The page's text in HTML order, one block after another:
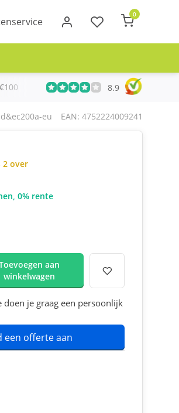
0
Meer dan 20 jaar Telecom
8.9
eu EAN: 4752224009241
2 over
0% rente
aan
winkelwagen
doen je graag een persoonlijk
een offerte aan